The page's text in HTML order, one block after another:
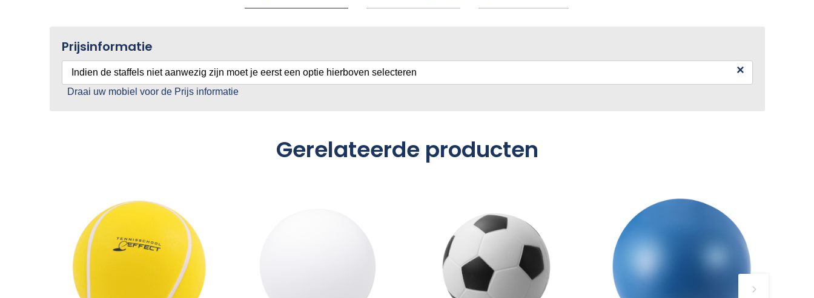
Prijsinformatie
Indien de staffels niet aanwezig zijn moet je eerst een optie hierboven selecteren ×
Draai uw mobiel voor de Prijs informatie
Gerelateerde producten